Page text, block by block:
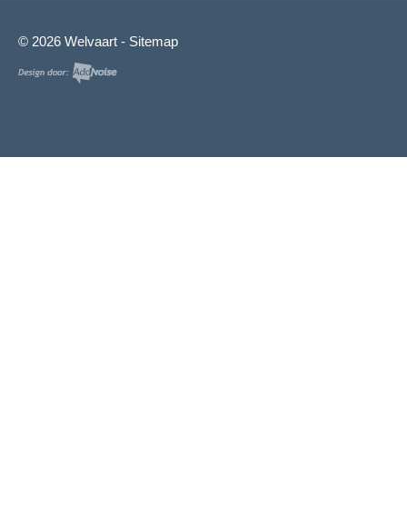
© 2026 Welvaart - Sitemap